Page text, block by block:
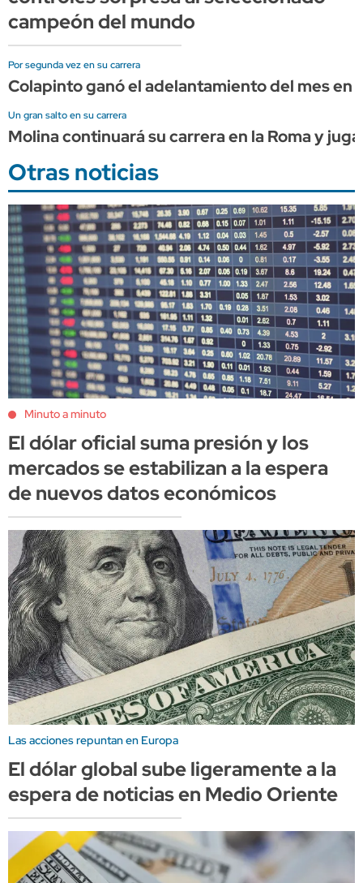
campeón del mundo
Por segunda vez en su carrera
Colapinto ganó el adelantamiento del mes en
Un gran salto en su carrera
Molina continuará su carrera en la Roma y
Otras noticias
Minuto a minuto
El dólar oficial suma presión y los
mercados se estabilizan a la espera
de nuevos datos económicos
Las acciones repuntan en Europa
El dólar global sube ligeramente a la
espera de noticias en Medio Oriente